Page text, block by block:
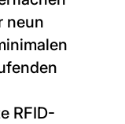
neun
RFID-